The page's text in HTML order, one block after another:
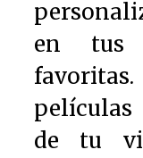
en tus
favoritas.
películas
de tu